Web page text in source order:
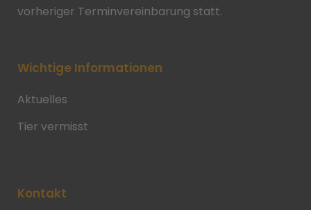
vorheriger Terminvereinbarung statt.
Wichtige Informationen
Aktuelles
Tier vermisst
Kontakt